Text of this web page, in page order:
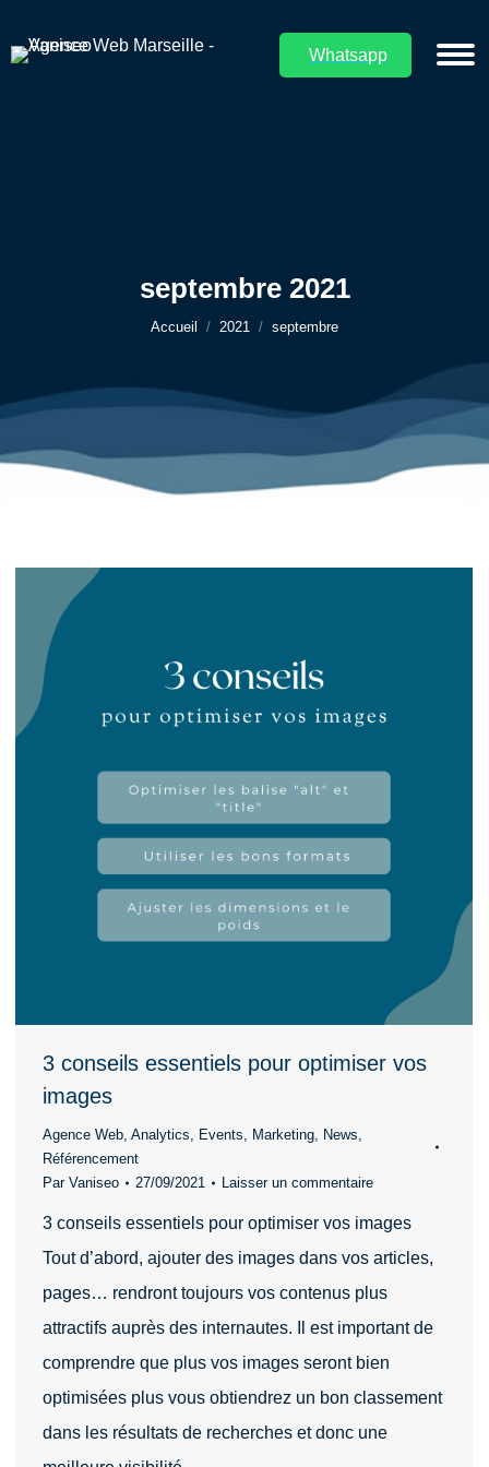
Whatsapp
septembre 2021
Accueil 2021 septembre
3 conseils essentiels pour optimiser vos
images
Agence Web, Analytics, Events, Marketing, News,
Référencement
Par Vaniseo 27/09/2021 Laisser un commentaire
3 conseils essentiels pour optimiser vos images
Tout d’abord, ajouter des images dans vos articles,
pages… rendront toujours vos contenus plus
attractifs auprès des internautes. Il est important de
comprendre que plus vos images seront bien
optimisées plus vous obtiendrez un bon classement
dans les résultats de recherches et donc une